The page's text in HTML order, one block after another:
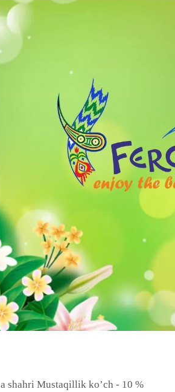
shahri Mustaqillik ko’ch - 10 %